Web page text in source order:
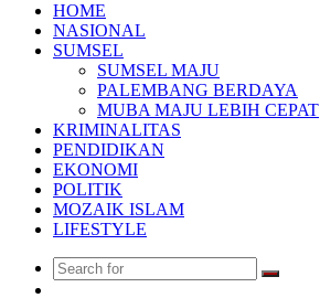
HOME
NASIONAL
SUMSEL
SUMSEL MAJU
PALEMBANG BERDAYA
MUBA MAJU LEBIH CEPAT
KRIMINALITAS
PENDIDIKAN
EKONOMI
POLITIK
MOZAIK ISLAM
LIFESTYLE
Search